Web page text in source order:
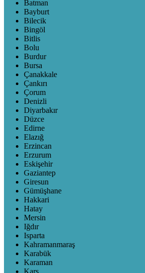
Batman
Bayburt
Bilecik
Bingöl
Bitlis
Bolu
Burdur
Bursa
Çanakkale
Çankırı
Çorum
Denizli
Diyarbakır
Düzce
Edirne
Elazığ
Erzincan
Erzurum
Eskişehir
Gaziantep
Giresun
Gümüşhane
Hakkari
Hatay
Mersin
Iğdır
Isparta
Kahramanmaraş
Karabük
Karaman
Kars